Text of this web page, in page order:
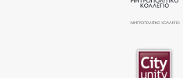
ΜΗΤΡΟΠΟΛΙΤΙΚΟ ΚΟΛΛΕΓΙΟ